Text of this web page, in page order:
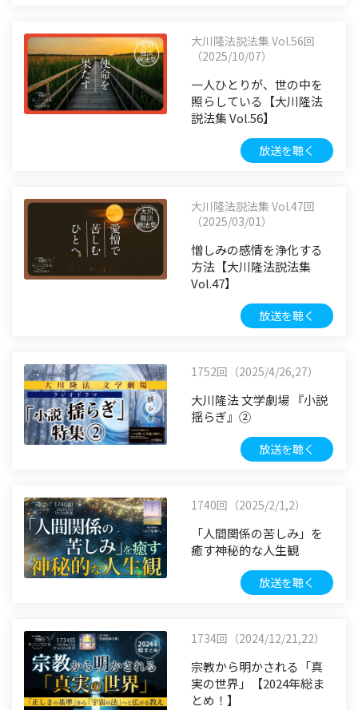
大川隆法説法集 Vol.56回
（2025/10/07）
一人ひとりが、世の中を
照らしている【大川隆法
説法集 Vol.56】
放送を聴く
大川隆法説法集 Vol.47回
（2025/03/01）
憎しみの感情を浄化する
方法【大川隆法説法集
Vol.47】
放送を聴く
1752回（2025/4/26,27）
大川隆法 文学劇場 『小説
揺らぎ』②
放送を聴く
1740回（2025/2/1,2）
「人間関係の苦しみ」を
癒す神秘的な人生観
放送を聴く
1734回（2024/12/21,22）
宗教から明かされる「真
実の世界」【2024年総ま
とめ！】